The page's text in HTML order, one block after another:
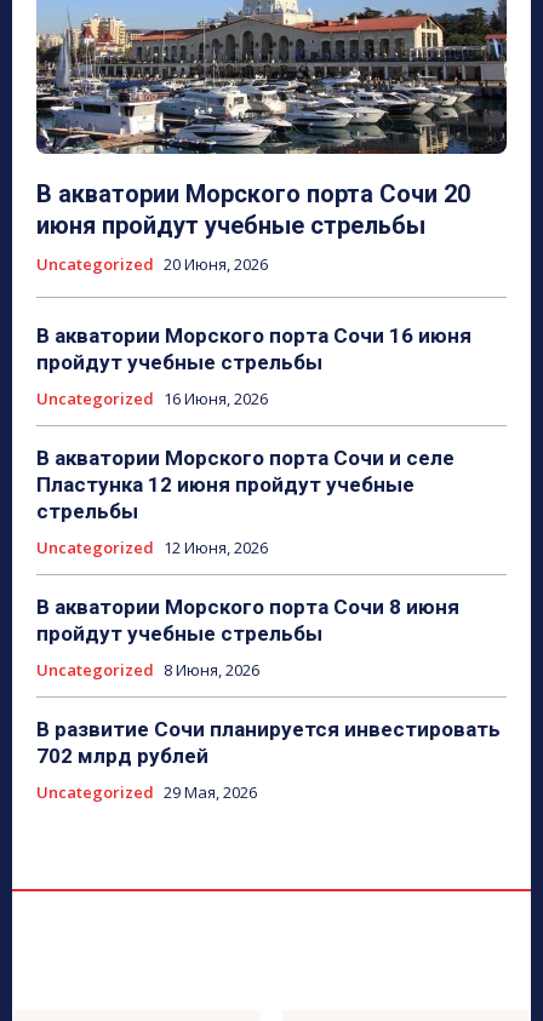
В акватории Морского порта Сочи 20
июня пройдут учебные стрельбы
Uncategorized 20 Июня, 2026
В акватории Морского порта Сочи 16 июня
пройдут учебные стрельбы
Uncategorized 16 Июня, 2026
В акватории Морского порта Сочи и селе
Пластунка 12 июня пройдут учебные
стрельбы
Uncategorized 12 Июня, 2026
В акватории Морского порта Сочи 8 июня
пройдут учебные стрельбы
Uncategorized 8 Июня, 2026
В развитие Сочи планируется инвестировать
702 млрд рублей
Uncategorized 29 Мая, 2026